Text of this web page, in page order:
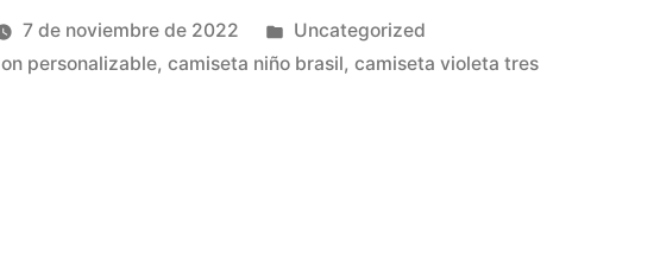
2006»
7 de noviembre de 2022
Publicado
en
Uncategorized
personalizable,camiseta niño brasil,camiseta violeta tres